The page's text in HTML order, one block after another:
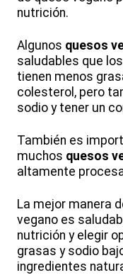
nutrición.
Algunos quesos
saludables que
tienen menos
colesterol, pero
sodio y tener un
También es
muchos quesos
altamente
La mejor manera
vegano es
nutrición y elegir
grasas y sodio
ingredientes